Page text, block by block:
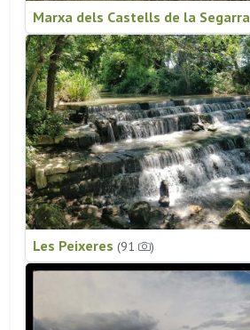
Marxa dels Castells de la Segarra
Les Peixeres (91 )